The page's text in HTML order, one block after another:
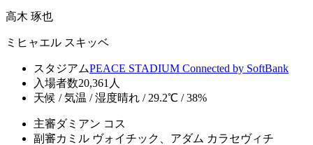
高木 琢也
ミヒャエル スキッベ
スタジアムPEACE STADIUM Connected by SoftBank
入場者数20,361人
天候 / 気温 / 湿度晴れ / 29.2℃ / 38%
主審ダミアン コス
副審カミル ヴォイチック、アダム カラセヴィチ